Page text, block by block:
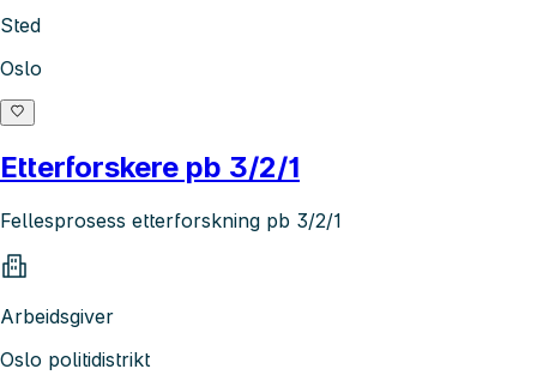
Sted
Oslo
Etterforskere pb 3/2/1
Fellesprosess etterforskning pb 3/2/1
Arbeidsgiver
Oslo politidistrikt